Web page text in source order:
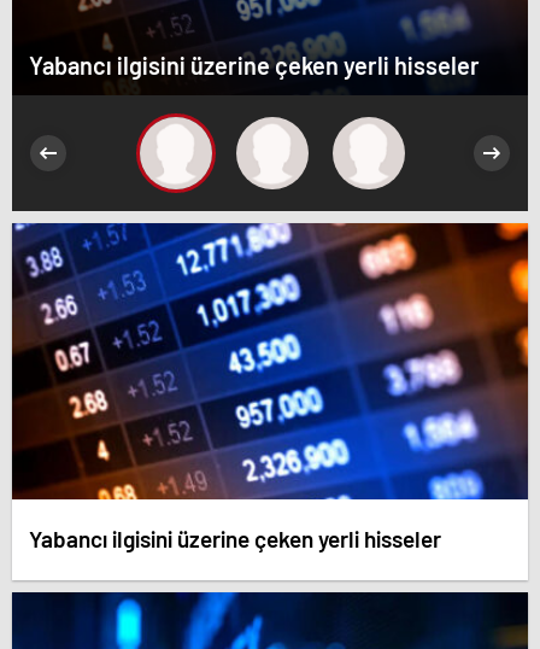
Yabancı ilgisini üzerine çeken yerli hisseler
Yabancı ilgisini üzerine çeken yerli hisseler